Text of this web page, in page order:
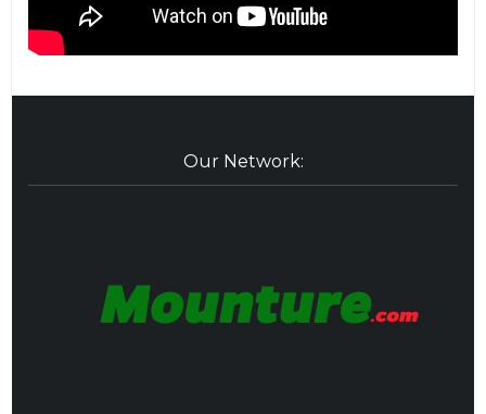
Our Network: